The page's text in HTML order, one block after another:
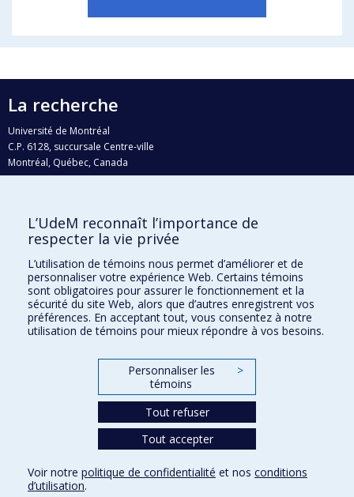
La recherche
Université de Montréal
C.P. 6128, succursale Centre-ville
Montréal, Québec, Canada
H3C 3J7
Qui fait quoi?
Nous trouver
Plan du site
Accessibilité
Conditions d’utilisation
L’UdeM reconnaît l’importance de
respecter la vie privée
L’utilisation de témoins nous permet d’améliorer et de
personnaliser votre expérience Web. Certains témoins
sont obligatoires pour assurer le fonctionnement et la
sécurité du site Web, alors que d’autres enregistrent vos
préférences. En acceptant tout, vous consentez à notre
utilisation de témoins pour mieux répondre à vos besoins.
Personnaliser les
témoins
>
Tout refuser
Tout accepter
Voir notre politique de confidentialité et nos conditions
d’utilisation.